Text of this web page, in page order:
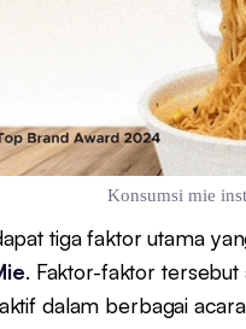
Konsumsi mie
tiga faktor utama
. Faktor-faktor
dalam berbagai